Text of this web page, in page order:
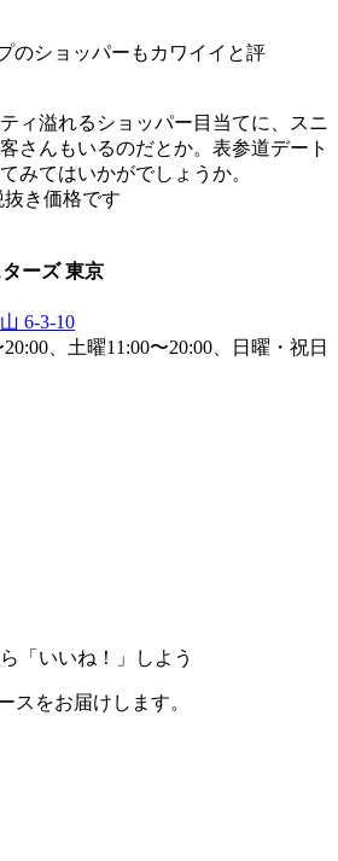
のショッパーもカワイイと評
ィ溢れるショッパー目当てに、スニ
さんもいるのだとか。表参道デート
みてはいかがでしょうか。
き価格です
ーズ 東京
6-3-10
、土曜11:00〜20:00、日曜・祝日
「いいね！」しよう
スをお届けします。